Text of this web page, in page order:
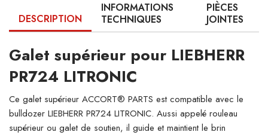
DESCRIPTION
INFORMATIONS
TECHNIQUES
PIÈCES
JOINTES
Galet supérieur pour LIEBHERR
PR724 LITRONIC
Ce galet supérieur ACCORT® PARTS est compatible avec le
bulldozer LIEBHERR PR724 LITRONIC. Aussi appelé rouleau
supérieur ou galet de soutien, il guide et maintient le brin